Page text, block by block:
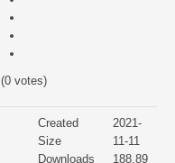
(0 votes)
Created
Size
Downloads
2021-
11-11
188.89